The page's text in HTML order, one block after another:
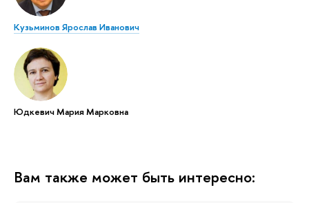
Кузьминов Ярослав Иванович
Юдкевич Мария Марковна
Вам также может быть интересно: